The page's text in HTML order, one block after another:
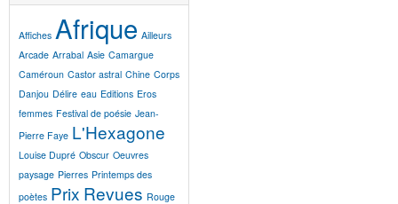
Affiches Afrique Ailleurs
Arcade Arrabal Asie Camargue
Caméroun Castor astral Chine Corps
Danjou Délire eau Editions Eros
femmes Festival de poésie Jean-
Pierre Faye L'Hexagone
Louise Dupré Obscur Oeuvres
paysage Pierres Printemps des
poètes Prix Revues Rouge